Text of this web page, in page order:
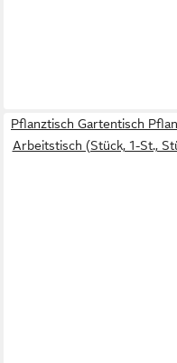
Pflanztisch Gartentisch
Arbeitstisch (Stück, 1-St.,